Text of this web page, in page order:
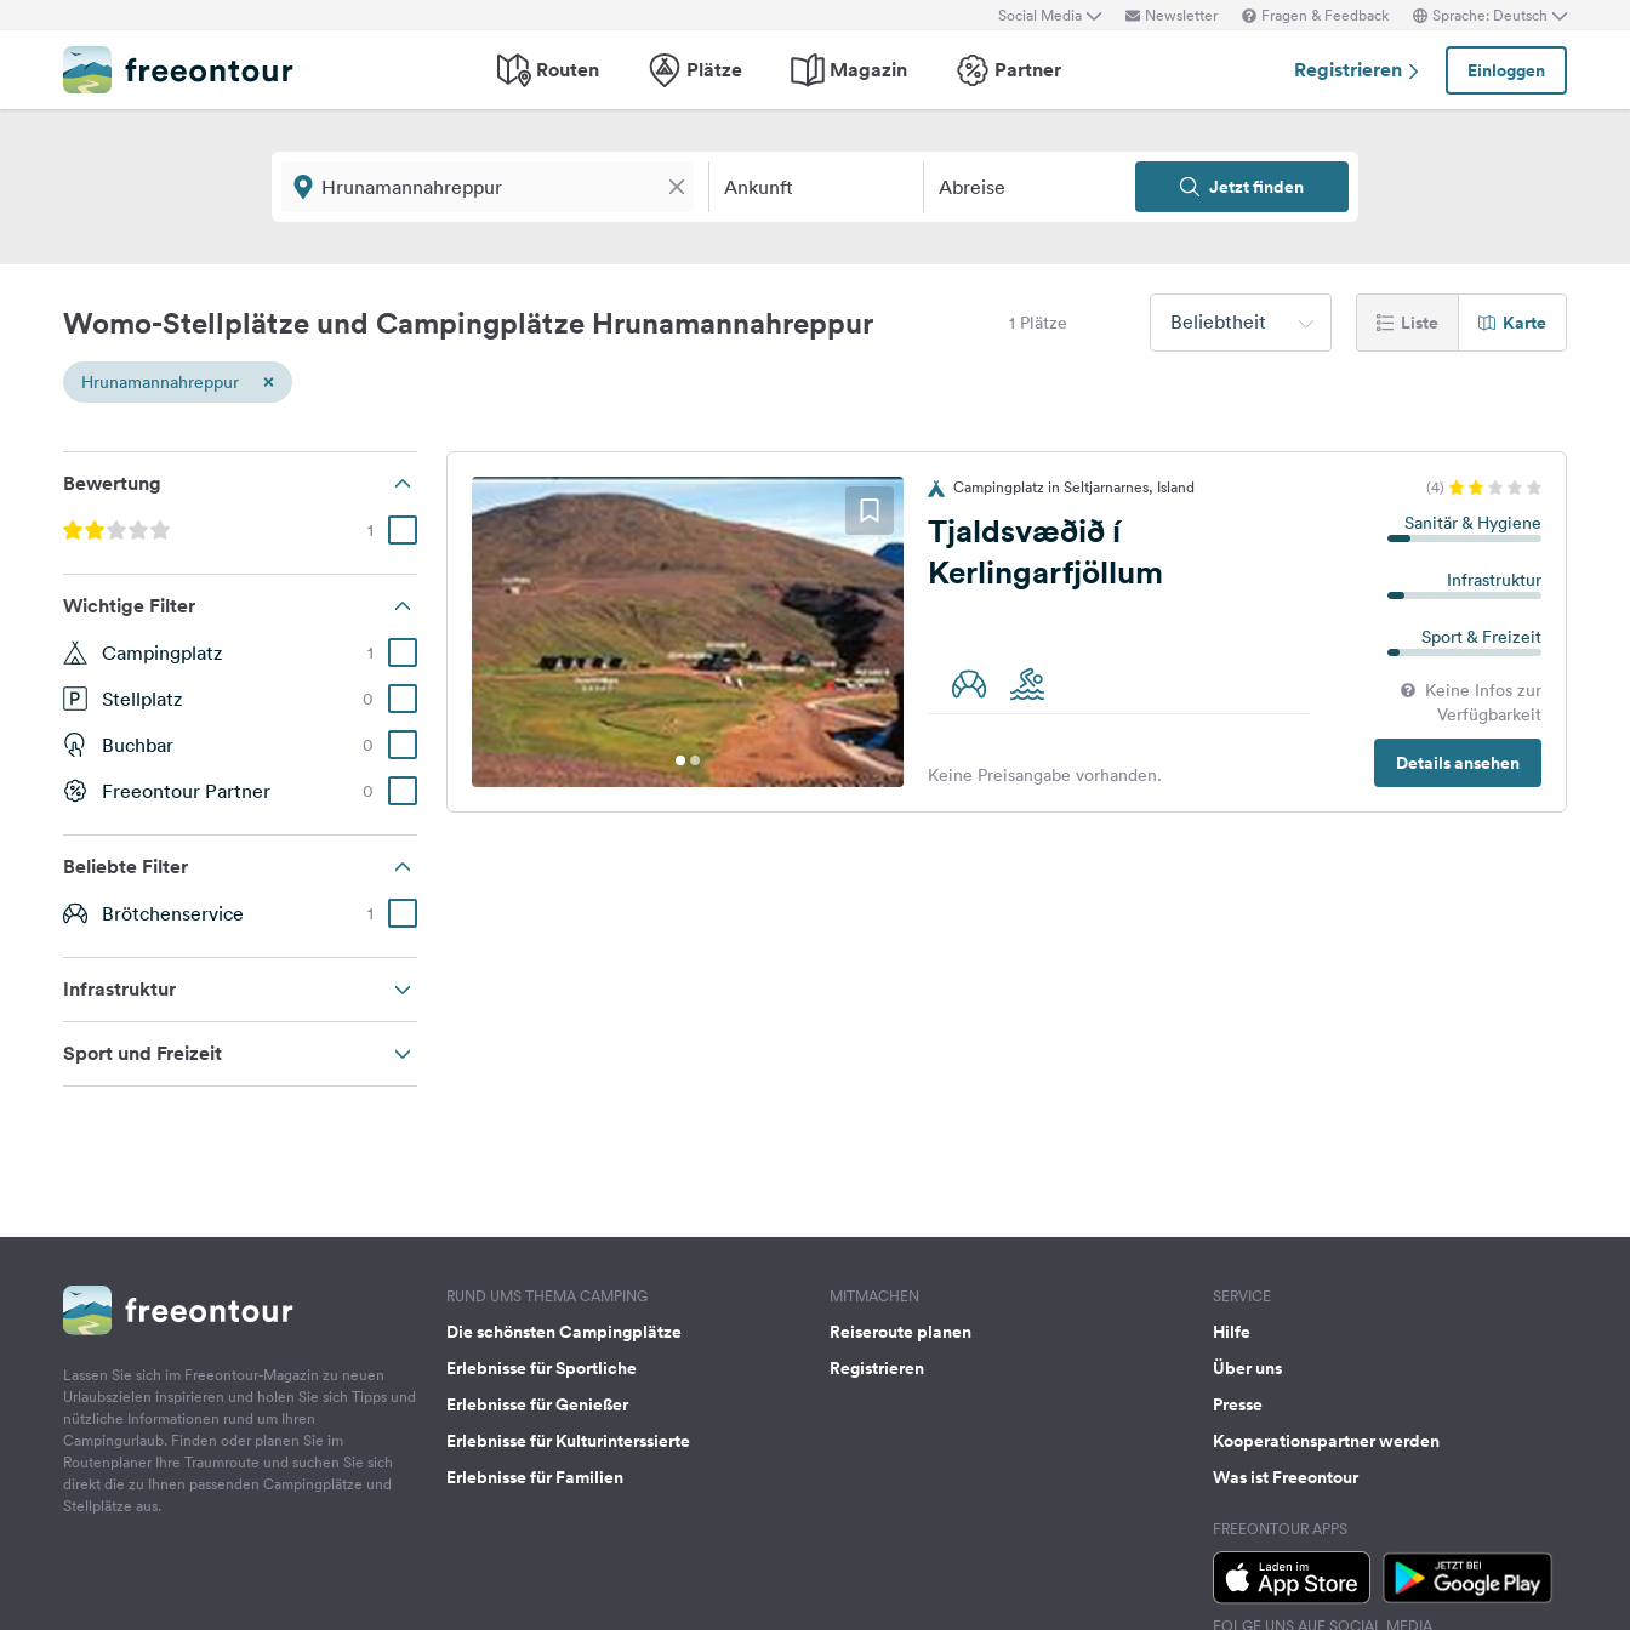
Social Media Newsletter Fragen & Feedback Sprache: Deutsch
Routen Plätze Magazin Partner Registrieren Einloggen
Ankunft Abreise Jetzt finden
Womo-Stellplätze und Campingplätze Hrunamannahreppur 1 Plätze Beliebtheit Liste Karte
Hrunamannahreppur ×
Bewertung
1
Wichtige Filter
Campingplatz 1
Stellplatz 0
Buchbar 0
Freeontour Partner 0
Beliebte Filter
Brötchenservice 1
Infrastruktur
Sport und Freizeit
Campingplatz in Seltjarnarnes, Island (4)
Tjaldsvæðið í
Kerlingarfjöllum
Sanitär & Hygiene
Infrastruktur
Sport & Freizeit
Keine Infos zur
Verfügbarkeit
Details ansehen
Keine Preisangabe vorhanden.
Lassen Sie sich im Freeontour-Magazin zu neuen
Urlaubszielen inspirieren und holen Sie sich Tipps und
nützliche Informationen rund um Ihren
Campingurlaub. Finden oder planen Sie im
Routenplaner Ihre Traumroute und suchen Sie sich
direkt die zu Ihnen passenden Campingplätze und
Stellplätze aus.
RUND UMS THEMA CAMPING
Die schönsten Campingplätze
Erlebnisse für Sportliche
Erlebnisse für Genießer
Erlebnisse für Kulturinterssierte
Erlebnisse für Familien
MITMACHEN
Reiseroute planen
Registrieren
SERVICE
Hilfe
Über uns
Presse
Kooperationspartner werden
Was ist Freeontour
FREEONTOUR APPS
FOLGE UNS AUF SOCIAL MEDIA